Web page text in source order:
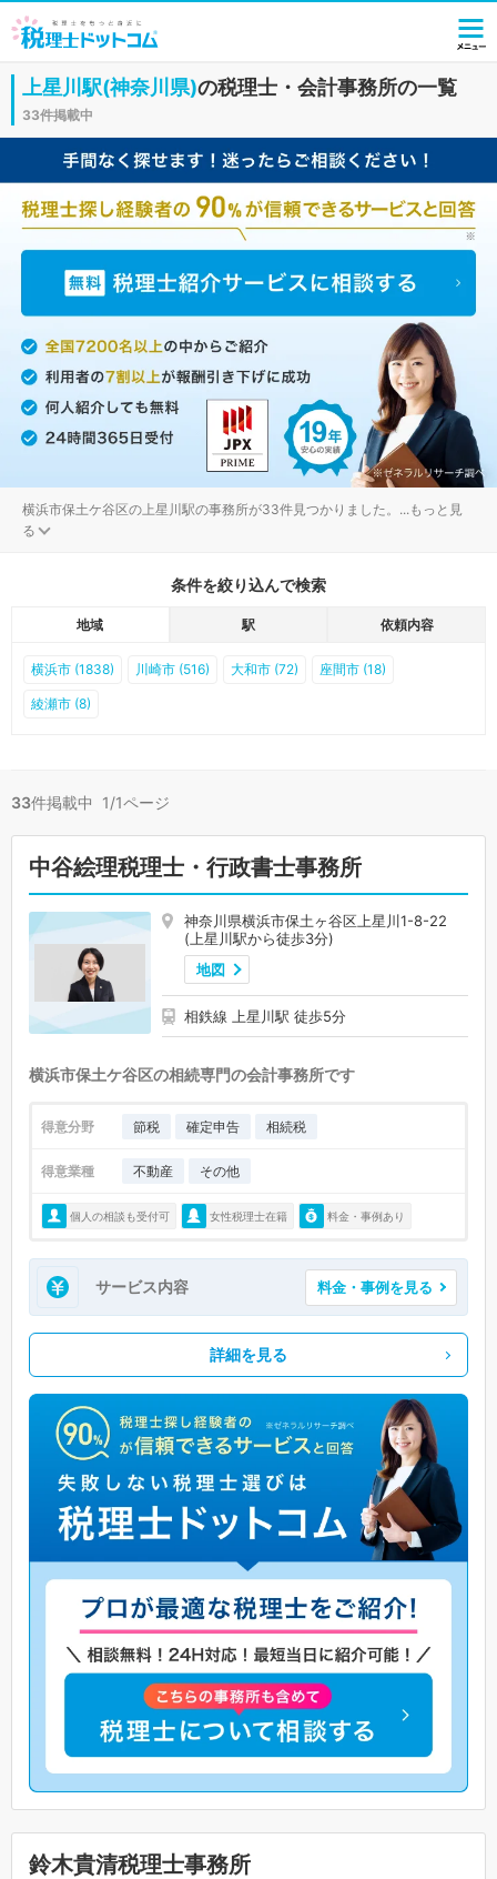
上星川駅(神奈川県)の税理士・会計事務所の一覧
33件掲載中
横浜市保土ケ谷区の上星川駅の事務所が33件見つかりました。 ...もっと見
る
条件を絞り込んで検索
地域 駅 依頼内容
横浜市 (1838) 川崎市 (516) 大和市 (72) 座間市 (18)
綾瀬市 (8)
33件掲載中 1/1ページ
中谷絵理税理士・行政書士事務所
神奈川県横浜市保土ヶ谷区上星川1-8-22
(上星川駅から徒歩3分)
地図
相鉄線 上星川駅 徒歩5分
横浜市保土ケ谷区の相続専門の会計事務所です
得意分野 節税 確定申告 相続税
得意業種 不動産 その他
個人の相談も受付可 女性税理士在籍 料金・事例あり
サービス内容 料金・事例を見る
詳細を見る
鈴木貴清税理士事務所